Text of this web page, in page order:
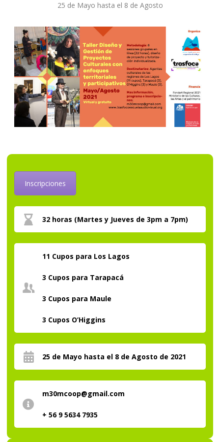
25 de Mayo hasta el 8 de Agosto
Inscripciones
32 horas (Martes y Jueves de 3pm a 7pm)
11 Cupos para Los Lagos
3 Cupos para Tarapacá
3 Cupos para Maule
3 Cupos O’Higgins
25 de Mayo hasta el 8 de Agosto de 2021
m30mcoop@gmail.com
+ 56 9 5634 7935